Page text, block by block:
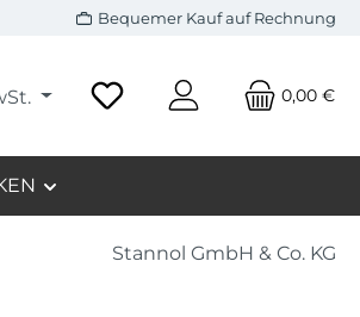
Bequemer Kauf auf Rechnung
0,00 €
Stannol GmbH & Co. KG